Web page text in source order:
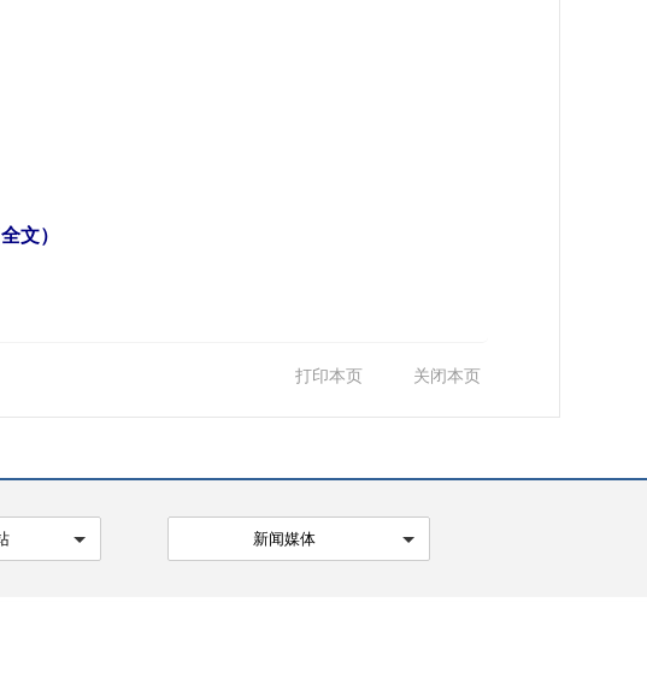
文）
打印本页 关闭本页
新闻媒体